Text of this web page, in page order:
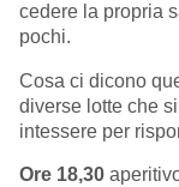
cedere la propria
pochi.
Cosa ci dicono
diverse lotte che
intessere per
Ore 18,30